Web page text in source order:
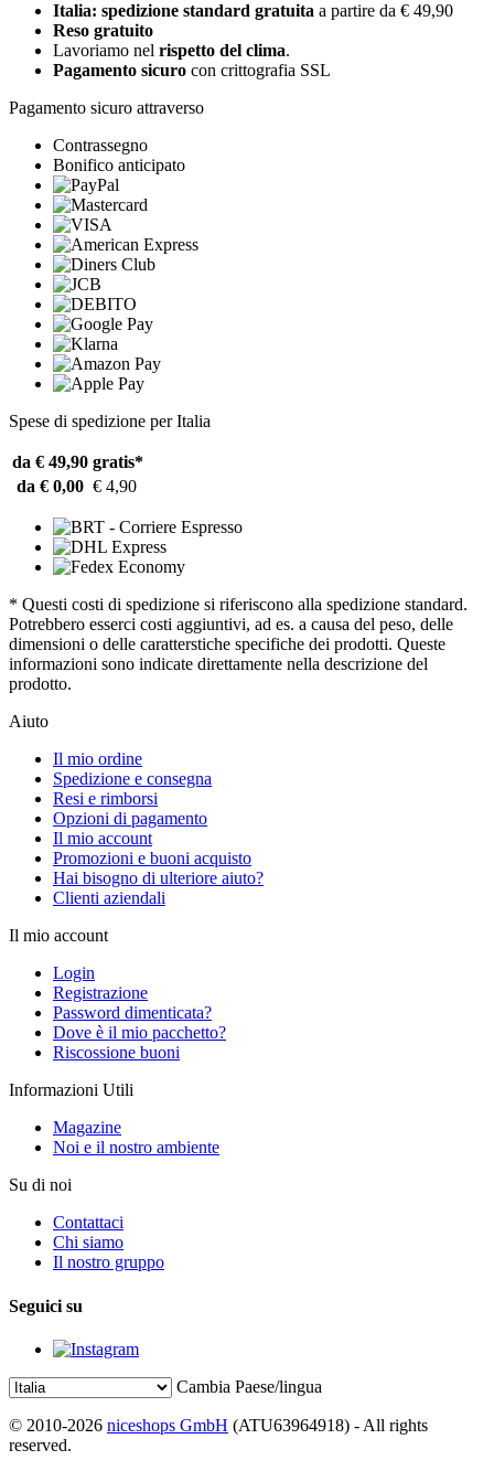
Italia: spedizione standard gratuita a partire da € 49,90
Reso gratuito
Lavoriamo nel rispetto del clima.
Pagamento sicuro con crittografia SSL
Pagamento sicuro attraverso
Contrassegno
Bonifico anticipato
Spese di spedizione per Italia
da € 49,90 gratis*
da € 0,00 € 4,90
* Questi costi di spedizione si riferiscono alla spedizione standard.
Potrebbero esserci costi aggiuntivi, ad es. a causa del peso, delle
dimensioni o delle caratterstiche specifiche dei prodotti. Queste
informazioni sono indicate direttamente nella descrizione del
prodotto.
Aiuto
Il mio ordine
Spedizione e consegna
Resi e rimborsi
Opzioni di pagamento
Il mio account
Promozioni e buoni acquisto
Hai bisogno di ulteriore aiuto?
Clienti aziendali
Il mio account
Login
Registrazione
Password dimenticata?
Dove è il mio pacchetto?
Riscossione buoni
Informazioni Utili
Magazine
Noi e il nostro ambiente
Su di noi
Contattaci
Chi siamo
Il nostro gruppo
Seguici su
Cambia Paese/lingua
© 2010-2026 niceshops GmbH (ATU63964918) - All rights
reserved.